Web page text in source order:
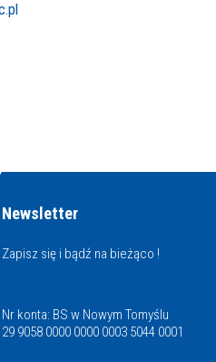
Newsletter
Zapisz się i bądź na bieżąco !
Nr konta: BS w Nowym Tomyślu
29 9058 0000 0000 0003 5044 0001